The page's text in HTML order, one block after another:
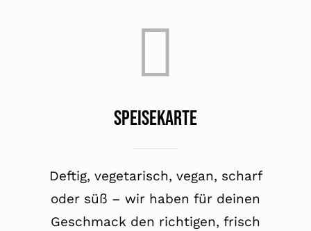
SPEISEKARTE
Deftig, vegetarisch, vegan, scharf
oder süß – wir haben für deinen
Geschmack den richtigen, frisch